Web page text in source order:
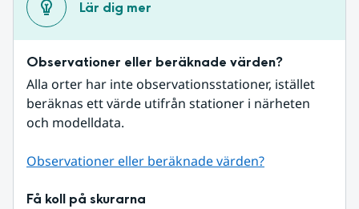
Lär dig mer
Observationer eller beräknade värden?
Alla orter har inte observationsstationer, istället
beräknas ett värde utifrån stationer i närheten
och modelldata.
Observationer eller beräknade värden?
Få koll på skurarna